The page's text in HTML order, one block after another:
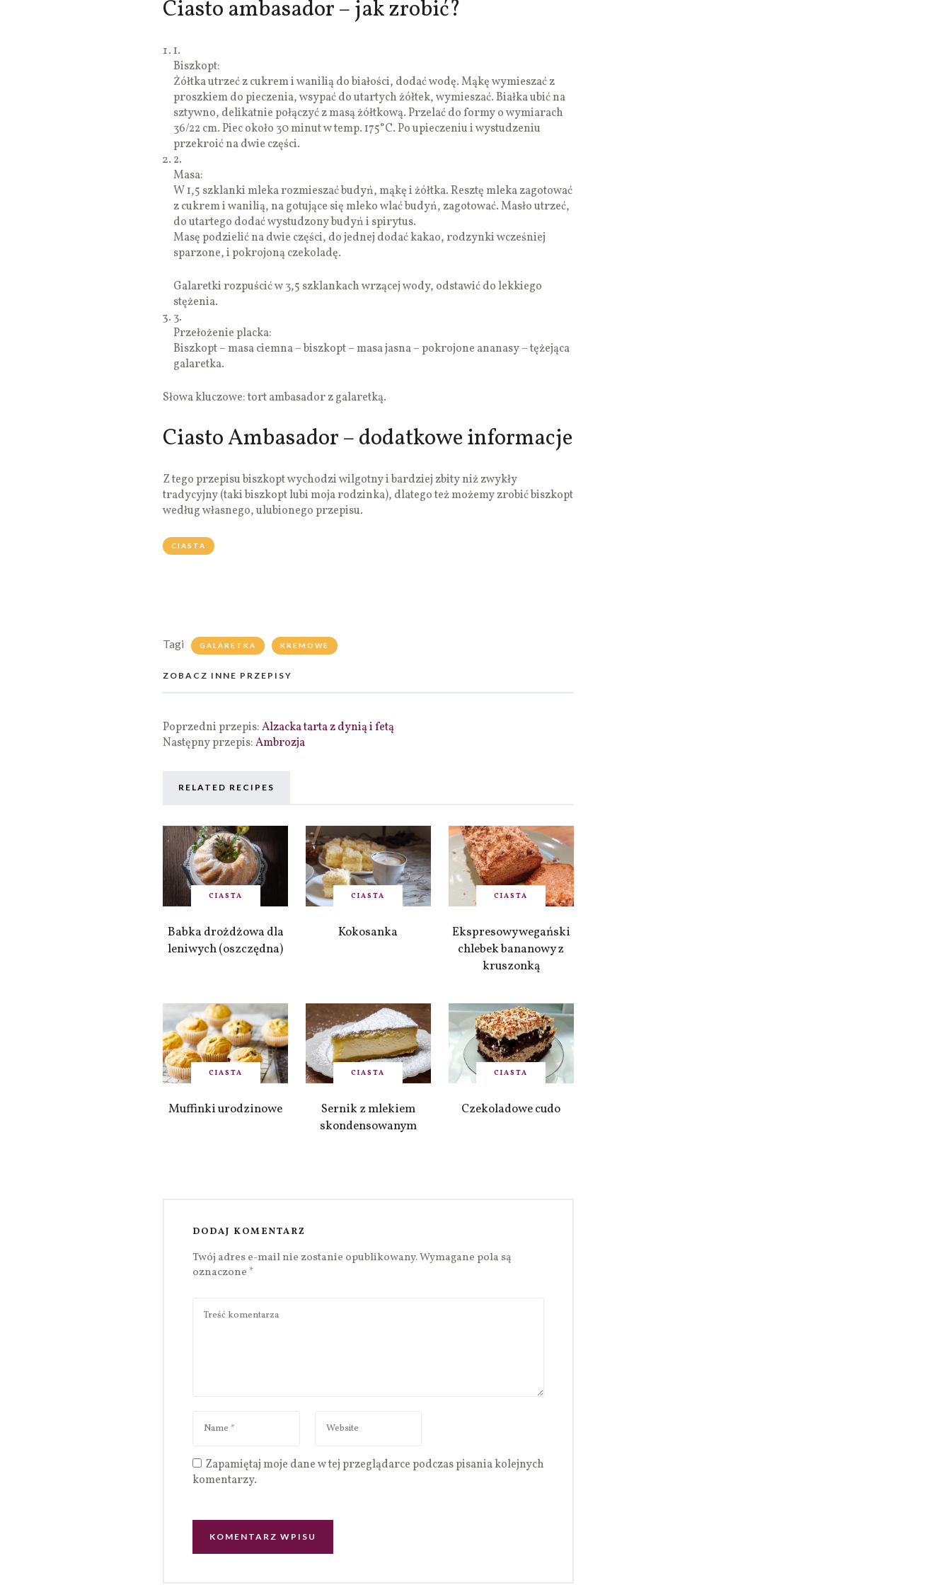
Ciasto ambasador – jak zrobić?
1.
Biszkopt:
Żółtka utrzeć z cukrem i wanilią do białości, dodać wodę. Mąkę wymieszać z
proszkiem do pieczenia, wsypać do utartych żółtek, wymieszać. Białka ubić na
sztywno, delikatnie połączyć z masą żółtkową. Przelać do formy o wymiarach
36/22 cm. Piec około 30 minut w temp. 175°C. Po upieczeniu i wystudzeniu
przekroić na dwie części.
2.
Masa:
W 1,5 szklanki mleka rozmieszać budyń, mąkę i żółtka. Resztę mleka zagotować
z cukrem i wanilią, na gotujące się mleko wlać budyń, zagotować. Masło utrzeć,
do utartego dodać wystudzony budyń i spirytus.
Masę podzielić na dwie części, do jednej dodać kakao, rodzynki wcześniej
sparzone, i pokrojoną czekoladę.
Galaretki rozpuścić w 3,5 szklankach wrzącej wody, odstawić do lekkiego
stężenia.
3.
Przełożenie placka:
Biszkopt – masa ciemna – biszkopt – masa jasna – pokrojone ananasy – tężejąca
galaretka.
Słowa kluczowe: tort ambasador z galaretką.
Ciasto Ambasador – dodatkowe informacje
Z tego przepisu biszkopt wychodzi wilgotny i bardziej zbity niż zwykły
tradycyjny (taki biszkopt lubi moja rodzinka), dlatego też możemy zrobić biszkopt
według własnego, ulubionego przepisu.
CIASTA
Tagi GALARETKA KREMOWE
ZOBACZ INNE PRZEPISY
Poprzedni przepis:Alzacka tarta z dynią i fetą
Następny przepis:Ambrozja
RELATED RECIPES
CIASTA
Babka drożdżowa dla
leniwych (oszczędna)
CIASTA
Kokosanka
CIASTA
Ekspresowy wegański
chlebek bananowy z
kruszonką
CIASTA
Muffinki urodzinowe
CIASTA
Sernik z mlekiem
skondensowanym
CIASTA
Czekoladowe cudo
DODAJ KOMENTARZ
Twój adres e-mail nie zostanie opublikowany.Wymagane pola są
oznaczone *
Zapamiętaj moje dane w tej przeglądarce podczas pisania kolejnych
komentarzy.